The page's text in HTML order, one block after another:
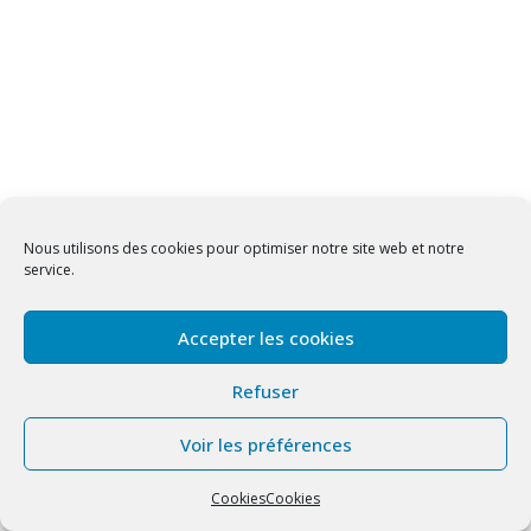
Nous utilisons des cookies pour optimiser notre site web et notre
service.
Accepter les cookies
Refuser
Voir les préférences
CookiesCookies